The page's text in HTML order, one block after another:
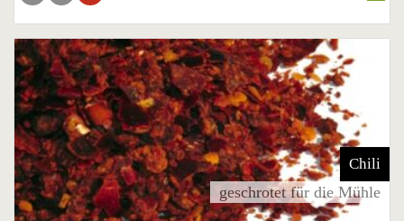
Chili
geschrotet für die Mühle